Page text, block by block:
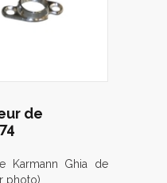
de
Karmann Ghia de
photo)